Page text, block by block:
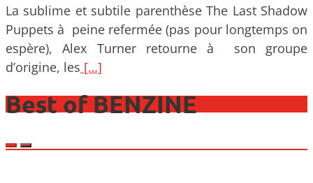
La sublime et subtile parenthèse The Last Shadow
Puppets à peine refermée (pas pour longtemps on
espère), Alex Turner retourne à son groupe
d’origine, les […]
Best of BENZINE